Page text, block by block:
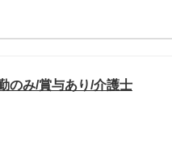
のみ/賞与あり/介護士